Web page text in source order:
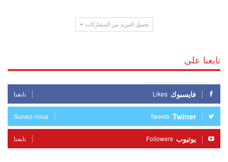
تحميل المزيد من المشاركات
تابعنا على
فايسبوك Likes تابعنا
Twitter
Tweets
Suivez-nous
يوتيوب Followers تابعنا